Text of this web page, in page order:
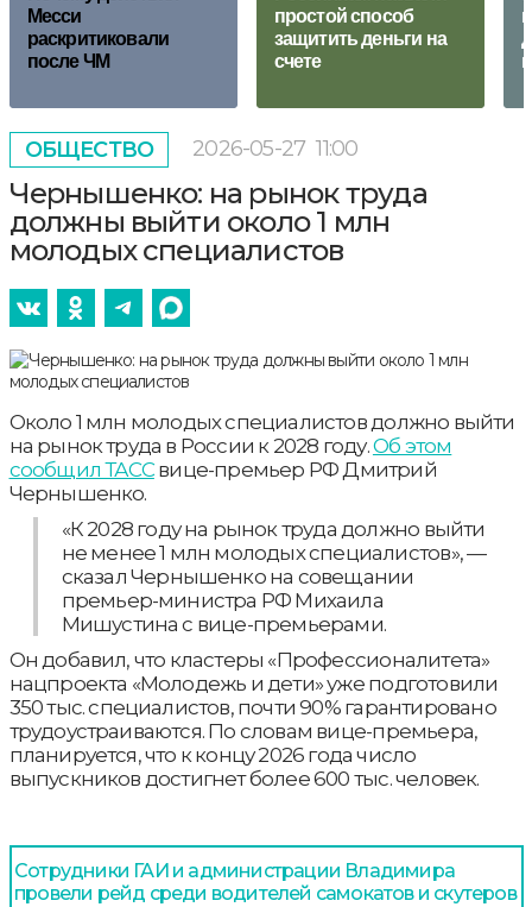
Месси
раскритиковали
после ЧМ
простой способ
защитить деньги на
счете
ОБЩЕСТВО 2026-05-27 11:00
Чернышенко: на рынок труда
должны выйти около 1 млн
молодых специалистов
Около 1 млн молодых специалистов должно выйти
на рынок труда в России к 2028 году.Об этом
сообщил ТАССвице-премьер РФ Дмитрий
Чернышенко.
«К 2028 году на рынок труда должно выйти
не менее 1 млн молодых специалистов», —
сказал Чернышенко на совещании
премьер-министра РФ Михаила
Мишустина с вице-премьерами.
Он добавил, что кластеры «Профессионалитета»
нацпроекта «Молодежь и дети» уже подготовили
350 тыс. специалистов, почти 90% гарантировано
трудоустраиваются. По словам вице-премьера,
планируется, что к концу 2026 года число
выпускников достигнет более 600 тыс. человек.
Сотрудники ГАИ и администрации Владимира
провели рейд среди водителей самокатов и скутеров